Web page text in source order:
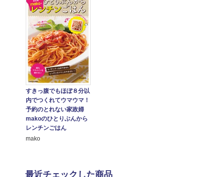
すきっ腹でもほぼ８分以
内でつくれてウマウマ！
予約のとれない家政婦
makoのひとりぶんから
レンチンごはん
mako
最近チェックした商品